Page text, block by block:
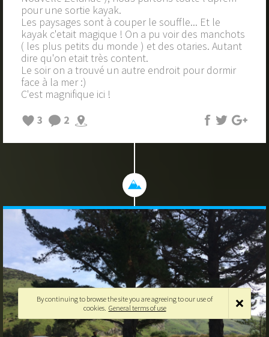
pour une sortie kayak.
Les paysages sont à couper le souffle... Et le
kayak c'etait magique ! On a pu voir des manchots
( les plus petits du monde ) et des otaries. Autant
dire qu'on etait très content.
Le soir on a trouvé un autre endroit pour dormir
face à la mer :)
C'est magnifique ici !
3
2
By continuing to browse the site you are agreeing to our use of
cookies. General terms of use